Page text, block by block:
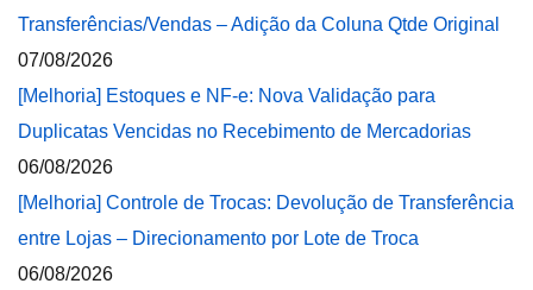
Transferências/Vendas – Adição da Coluna Qtde Original
07/08/2026
[Melhoria] Estoques e NF-e: Nova Validação para
Duplicatas Vencidas no Recebimento de Mercadorias
06/08/2026
[Melhoria] Controle de Trocas: Devolução de Transferência
entre Lojas – Direcionamento por Lote de Troca
06/08/2026